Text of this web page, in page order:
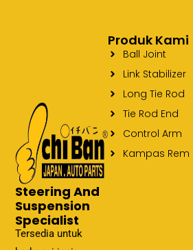
Steering And
Suspension
Specialist
Tersedia untuk
Produk Kami
Ball Joint
Link Stabilizer
Long Tie Rod
Tie Rod End
Control Arm
Kampas Rem